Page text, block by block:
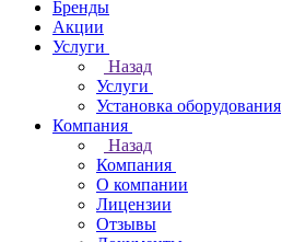
Бренды
Акции
Услуги
Назад
Услуги
Установка оборудования
Компания
Назад
Компания
О компании
Лицензии
Отзывы